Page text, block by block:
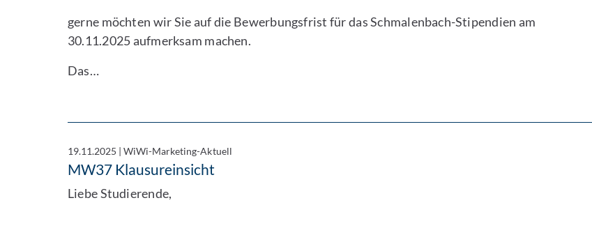
gerne möchten wir Sie auf die Bewerbungsfrist für das Schmalenbach-Stipendien am
30.11.2025 aufmerksam machen.
Das…
19.11.2025 |WiWi-Marketing-Aktuell
MW37 Klausureinsicht
Liebe Studierende,